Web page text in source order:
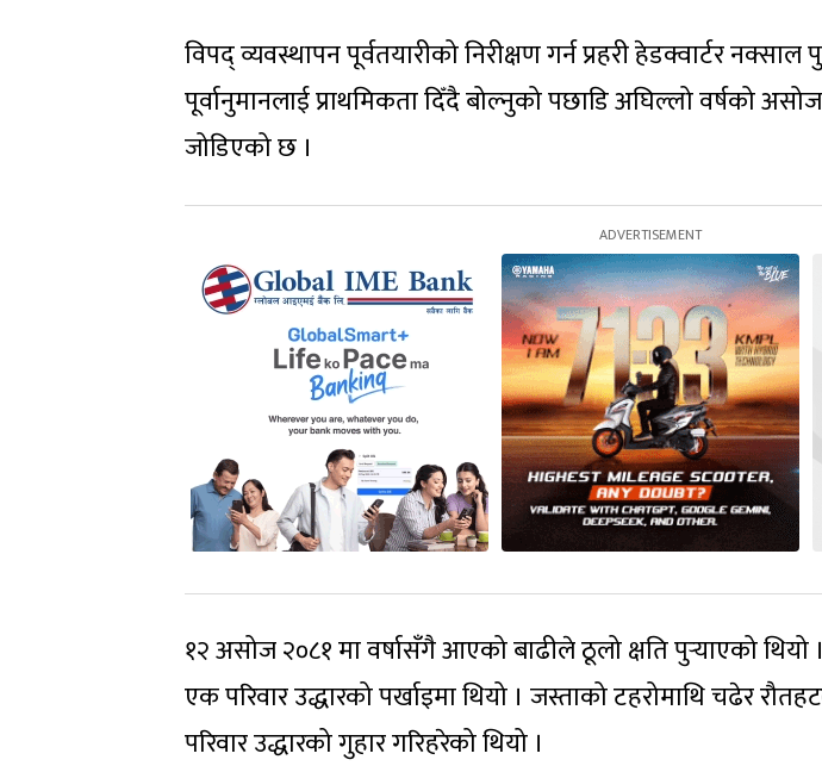
विपद् व्यवस्थापन पूर्वतयारीको निरीक्षण गर्न प्रहरी हेडक्वार्टर
पूर्वानुमानलाई प्राथमिकता दिँदै बोल्नुको पछाडि अघिल्लो वर्षको
जोडिएको छ ।
१२ असोज २०८१ मा वर्षासँगै आएको बाढीले ठूलो क्षति पुर्‍याएको
एक परिवार उद्धारको पर्खाइमा थियो । जस्ताको टहरोमाथि चढेर
परिवार उद्धारको गुहार गरिहरेको थियो ।